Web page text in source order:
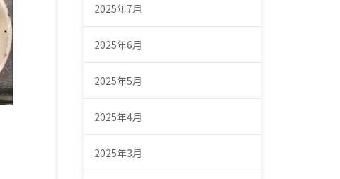
2025年7月
2025年6月
2025年5月
2025年4月
2025年3月